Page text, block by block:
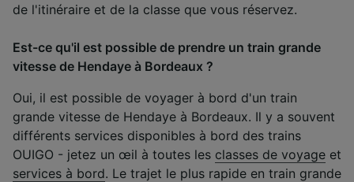
de l'itinéraire et de la classe que vous réservez.
Est-ce qu'il est possible de prendre un train grande
vitesse de Hendaye à Bordeaux ?
Oui, il est possible de voyager à bord d'un train
grande vitesse de Hendaye à Bordeaux. Il y a souvent
différents services disponibles à bord des trains
OUIGO - jetez un œil à toutes les classes de voyage et
services à bord. Le trajet le plus rapide en train grande